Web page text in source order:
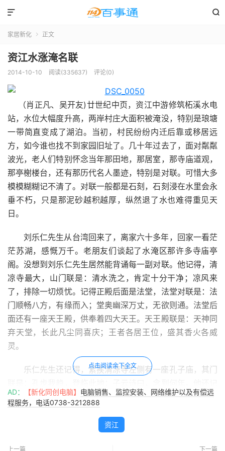


家居新化  正文
资江水涨淹名联
2014-10-10 阅读(335637) 评论(0)
（肖正凡、吴开友)廿世纪中页，资江中游修筑柘溪水电
站，水位大幅度升高，两岸村庄大面积被淹没，特别是琅塘
一带简直变成了湖泊。当初，村民纷纷内迁后靠或移居远
方，如今谁也找不到家园旧址了。几十年过去了，面对粼粼
波光，老人们特别怀念当年那田地，那居室，那寺庙道观，
那亭榭楼台，还有那历代名人墨迹，特别是对联。可惜大多
模模糊糊记不清了。对联一般都是石刻，石刻浸在水里会永
垂不朽，只是那泥砂越积越厚，纵然退了水也难得重见天
日。
刘乐仁先生从台湾回来了，离家六十多年，回家一看茫
茫苏湖，感慨万千。老朋友们谈起了水淹区那许多寺庙亭
阁。没想到刘乐仁先生居然能背诵每一副对联。他记得，清
凉寺最大，山门联是：清水洗之，肯定十分干净；凉风来
了，排除一切烦忧。记得正殿后面是法堂，法堂对联是：法
门顺畅八方，有缘而入；堂奥幽深万丈，无欲则通。法堂后
面还有一座天王殿，供奉着四大天王。天王殿联是：天神同
弃天堂，长此凡尘同喜庆；王者各居王位，盛其香火各威
灵。
乐仁先生还记得，紧挨清凉寺左侧有一座孔子庙，其门
得下联那个何字损伤了偏旁。
刘乐仁努力回忆着，终于又记起了河神庙所在位置。河
神庙也有一副对联：河伯未来成海若，神仙过去是凡人。河
神庙附近便是风神庙，庙门联是：风劲云高山水活，神威鬼
点击阅读余下全文
AD： 【新化同创电脑】 电脑销售、监控安装、网络维护以及有偿远
程服务，电话0738-3212888
资江
上一篇 下一篇